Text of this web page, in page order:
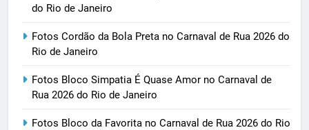
do Rio de Janeiro
Fotos Cordão da Bola Preta no Carnaval de Rua 2026 do
Rio de Janeiro
Fotos Bloco Simpatia É Quase Amor no Carnaval de
Rua 2026 do Rio de Janeiro
Fotos Bloco da Favorita no Carnaval de Rua 2026 do Rio